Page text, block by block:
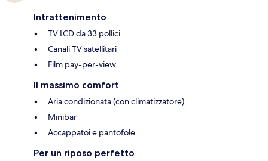
Intrattenimento
TV LCD da 33 pollici
Canali TV satellitari
Film pay-per-view
Il massimo comfort
Aria condizionata (con climatizzatore)
Minibar
Accappatoi e pantofole
Per un riposo perfetto